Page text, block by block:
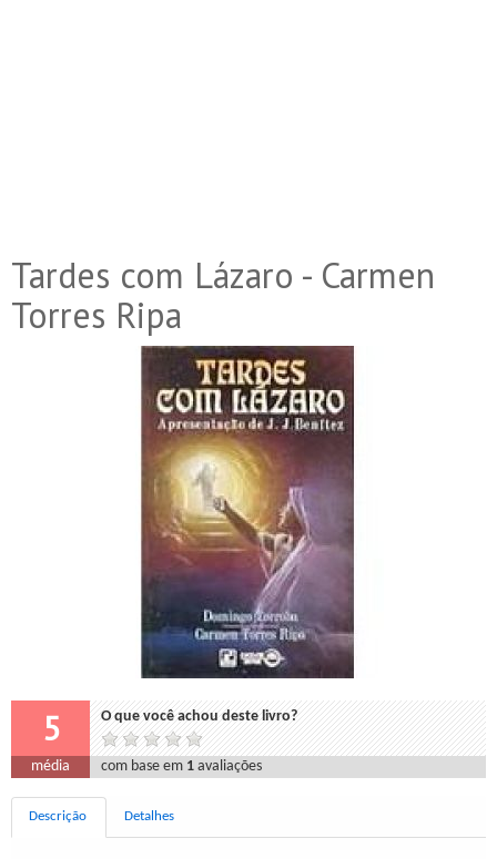
Tardes com Lázaro - Carmen
Torres Ripa
5 O que você achou deste livro?
média com base em 1 avaliações
Descrição Detalhes